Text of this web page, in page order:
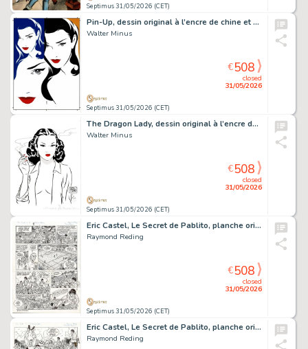
Septimus 31/05/2026 (CET)
Pin-Up, dessin original à l’encre de chine et à l’aquarelle.
Walter Minus
Septimus 31/05/2026 (CET)
closed
31/05/2026
€508
The Dragon Lady, dessin original à l’encre de chine, au lavis et aux encres de couleurs en hommage à Milton Caniff.
Walter Minus
Septimus 31/05/2026 (CET)
closed
31/05/2026
€508
Eric Castel, Le Secret de Pablito, planche originale à l’encre de chine.
Raymond Reding
Septimus 31/05/2026 (CET)
closed
31/05/2026
€508
Eric Castel, Le Secret de Pablito, planche originale à l’encre de chine.
Raymond Reding